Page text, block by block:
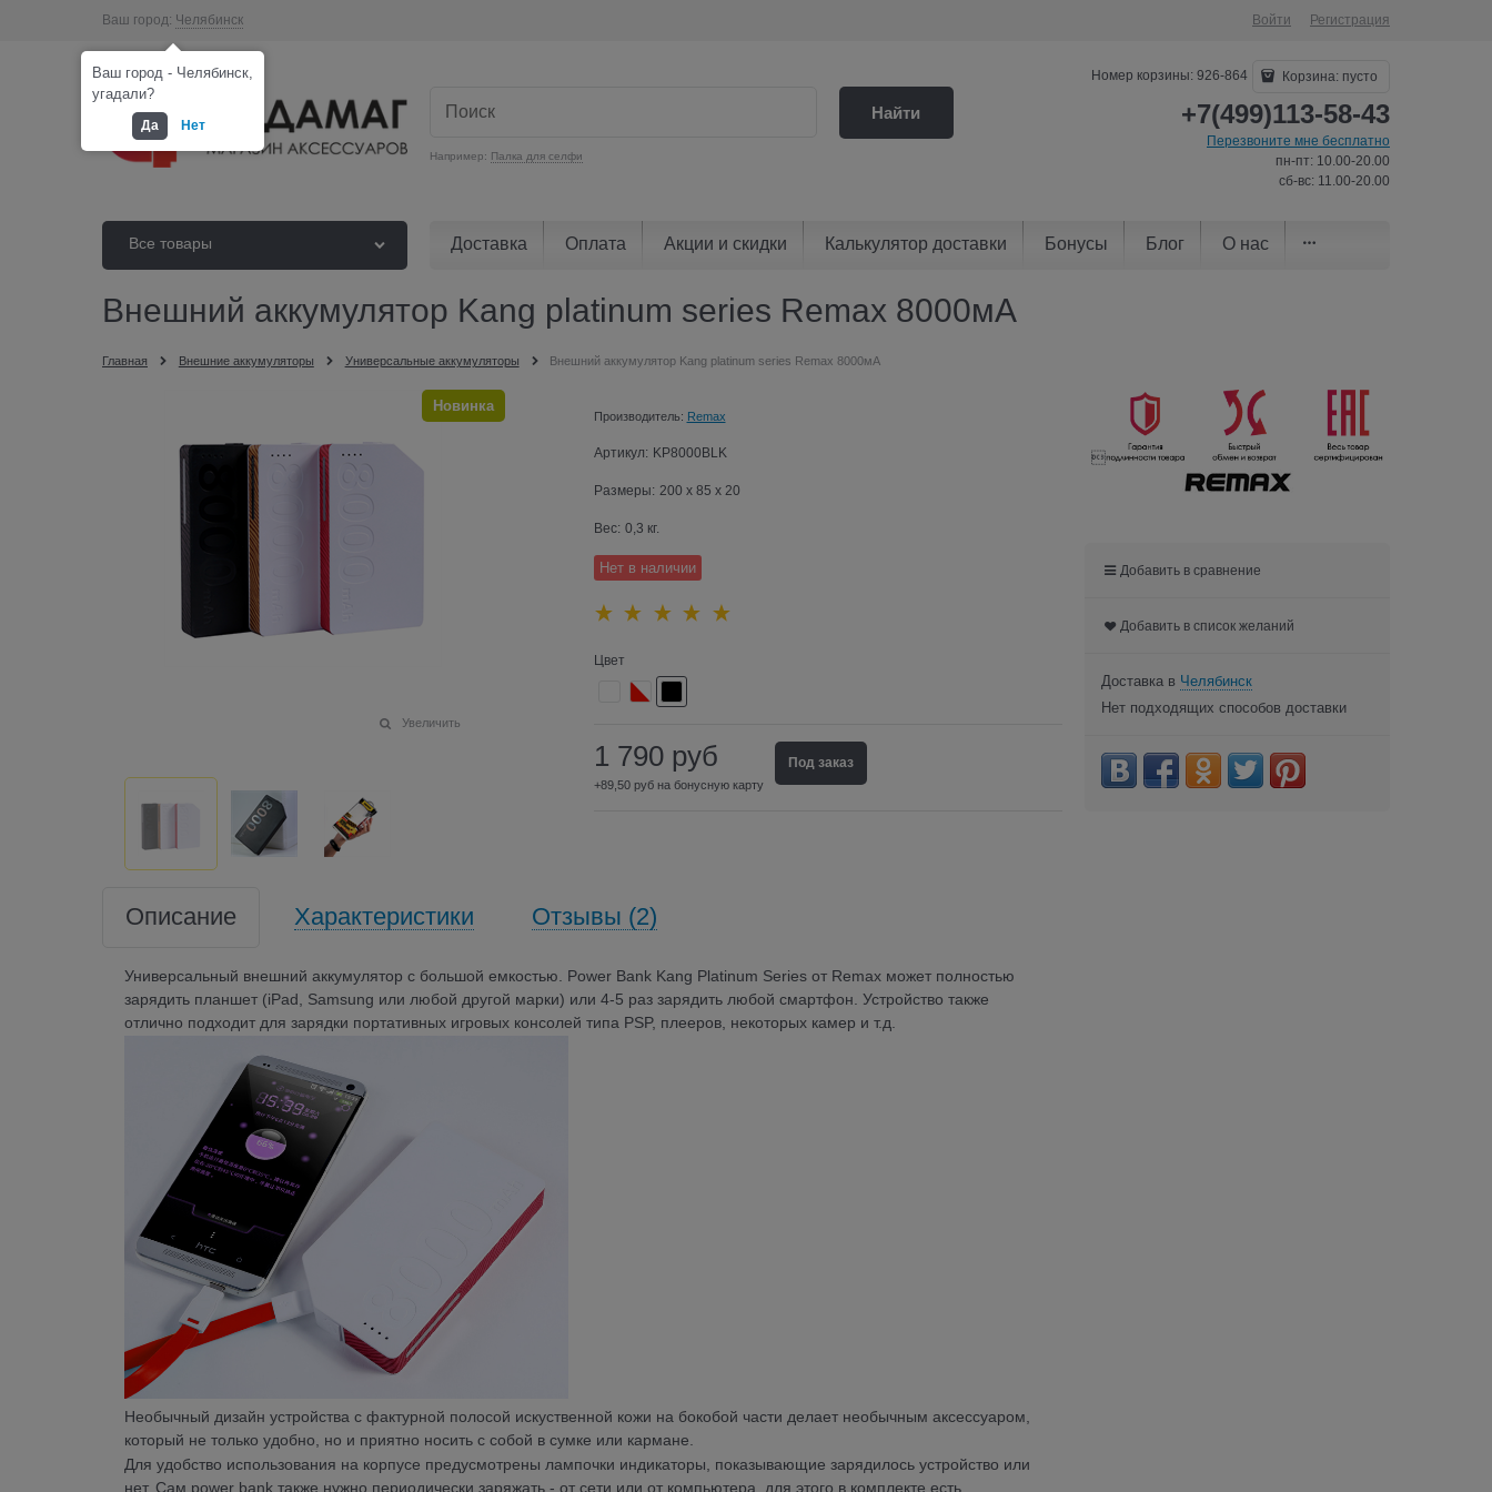
Ваш город: Челябинск Войти Регистрация
Например: Палка для селфи
Найти
Номер корзины: 926-864 Корзина: пусто
+7(499)113-58-43
Перезвоните мне бесплатно
пн-пт: 10.00-20.00
сб-вс: 11.00-20.00
Все товары Доставка Оплата Акции и скидки Калькулятор доставки Бонусы Блог О нас
Внешний аккумулятор Kang platinum series Remax 8000мА
Главная Внешние аккумуляторы Универсальные аккумуляторы Внешний аккумулятор Kang platinum series Remax 8000мА
Новинка
Увеличить
Производитель: Remax
Артикул: KP8000BLK
Размеры: 200 x 85 x 20
Вес: 0,3 кг.
Нет в наличии
Цвет
1 790 руб
+89,50 руб на бонусную карту
Под заказ
Описание Характеристики Отзывы (2)
Универсальный внешний аккумулятор с большой емкостью. Power Bank Kang Platinum Series от Remax может полностью
зарядить планшет (iPad, Samsung или любой другой марки) или 4-5 раз зарядить любой смартфон. Устройство также
отлично подходит для зарядки портативных игровых консолей типа PSP, плееров, некоторых камер и т.д.
Необычный дизайн устройства с фактурной полосой искуственной кожи на бокобой части делает необычным аксессуаром,
который не только удобно, но и приятно носить с собой в сумке или кармане.
Для удобство использования на корпусе предусмотрены лампочки индикаторы, показывающие зарядилось устройство или
нет. Сам power bank также нужно периодически заряжать - от сети или от компьютера, для этого в комплекте есть

Добавить в сравнение
Добавить в список желаний
Доставка в Челябинск
Нет подходящих способов доставки
Ваш город - Челябинск,
угадали?
Да Нет